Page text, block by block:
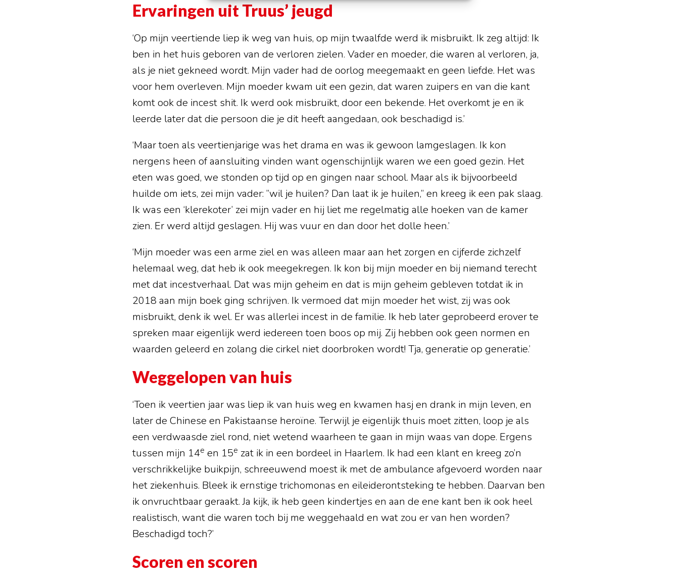
Ervaringen uit Truus’ jeugd
‘Op mijn veertiende liep ik weg van huis, op mijn twaalfde werd ik misbruikt. Ik zeg altijd: Ik
ben in het huis geboren van de verloren zielen. Vader en moeder, die waren al verloren, ja,
als je niet gekneed wordt. Mijn vader had de oorlog meegemaakt en geen liefde. Het was
voor hem overleven. Mijn moeder kwam uit een gezin, dat waren zuipers en van die kant
komt ook de incest shit. Ik werd ook misbruikt, door een bekende. Het overkomt je en ik
leerde later dat die persoon die je dit heeft aangedaan, ook beschadigd is.’
‘Maar toen als veertienjarige was het drama en was ik gewoon lamgeslagen. Ik kon
nergens heen of aansluiting vinden want ogenschijnlijk waren we een goed gezin. Het
eten was goed, we stonden op tijd op en gingen naar school. Maar als ik bijvoorbeeld
huilde om iets, zei mijn vader: ”wil je huilen? Dan laat ik je huilen,” en kreeg ik een pak slaag.
Ik was een ‘klerekoter’ zei mijn vader en hij liet me regelmatig alle hoeken van de kamer
zien. Er werd altijd geslagen. Hij was vuur en dan door het dolle heen.’
‘Mijn moeder was een arme ziel en was alleen maar aan het zorgen en cijferde zichzelf
helemaal weg, dat heb ik ook meegekregen. Ik kon bij mijn moeder en bij niemand terecht
met dat incestverhaal. Dat was mijn geheim en dat is mijn geheim gebleven totdat ik in
2018 aan mijn boek ging schrijven. Ik vermoed dat mijn moeder het wist, zij was ook
misbruikt, denk ik wel. Er was allerlei incest in de familie. Ik heb later geprobeerd erover te
spreken maar eigenlijk werd iedereen toen boos op mij. Zij hebben ook geen normen en
waarden geleerd en zolang die cirkel niet doorbroken wordt! Tja, generatie op generatie.’
Weggelopen van huis
‘Toen ik veertien jaar was liep ik van huis weg en kwamen hasj en drank in mijn leven, en
later de Chinese en Pakistaanse heroïne. Terwijl je eigenlijk thuis moet zitten, loop je als
een verdwaasde ziel rond, niet wetend waarheen te gaan in mijn waas van dope. Ergens
tussen mijn 14e en 15e zat ik in een bordeel in Haarlem. Ik had een klant en kreeg zo’n
verschrikkelijke buikpijn, schreeuwend moest ik met de ambulance afgevoerd worden naar
het ziekenhuis. Bleek ik ernstige trichomonas en eileiderontsteking te hebben. Daarvan ben
ik onvruchtbaar geraakt. Ja kijk, ik heb geen kindertjes en aan de ene kant ben ik ook heel
realistisch, want die waren toch bij me weggehaald en wat zou er van hen worden?
Beschadigd toch?’
Scoren en scoren